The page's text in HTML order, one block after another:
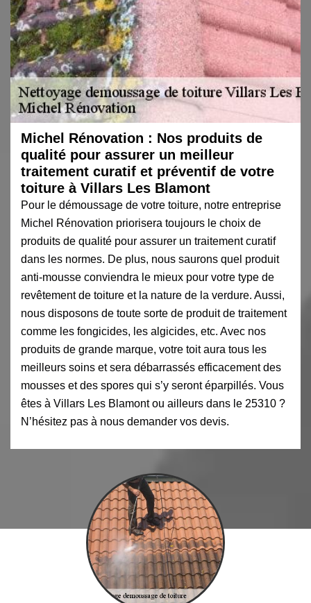
Michel Rénovation : Nos produits de
qualité pour assurer un meilleur
traitement curatif et préventif de votre
toiture à Villars Les Blamont
Pour le démoussage de votre toiture, notre entreprise
Michel Rénovation priorisera toujours le choix de
produits de qualité pour assurer un traitement curatif
dans les normes. De plus, nous saurons quel produit
anti-mousse conviendra le mieux pour votre type de
revêtement de toiture et la nature de la verdure. Aussi,
nous disposons de toute sorte de produit de traitement
comme les fongicides, les algicides, etc. Avec nos
produits de grande marque, votre toit aura tous les
meilleurs soins et sera débarrassés efficacement des
mousses et des spores qui s’y seront éparpillés. Vous
êtes à Villars Les Blamont ou ailleurs dans le 25310 ?
N’hésitez pas à nous demander vos devis.